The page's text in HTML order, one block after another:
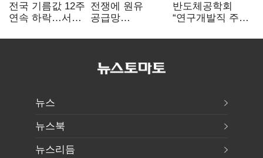
전국 기름값 12주
연속 하락…서울
전쟁에 원유
공급망
정유, 에너지안보
반도체공학회
“연구개발직 주
개선해야”
뉴스
뉴스북
뉴스리듬